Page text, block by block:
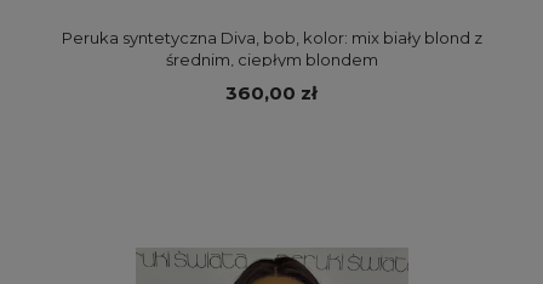
Peruka syntetyczna Diva, bob, kolor: mix biały blond z
średnim, ciepłym blondem
360,00 zł